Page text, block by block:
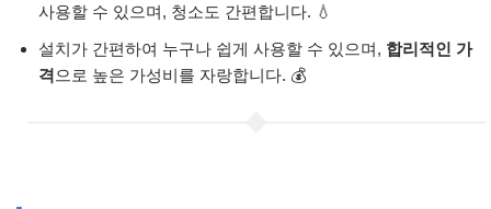
사용할 수 있으며, 청소도 간편합니다. 💧
설치가 간편하여 누구나 쉽게 사용할 수 있으며, 합리적인 가
격 으로 높은 가성비를 자랑합니다. 💰